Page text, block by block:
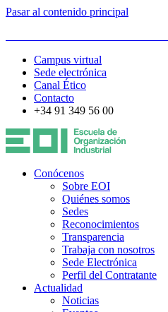
Pasar al contenido principal
Campus virtual
Sede electrónica
Canal Ético
Contacto
+34 91 349 56 00
Conócenos
Sobre EOI
Quiénes somos
Sedes
Reconocimientos
Transparencia
Trabaja con nosotros
Sede Electrónica
Perfil del Contratante
Actualidad
Noticias